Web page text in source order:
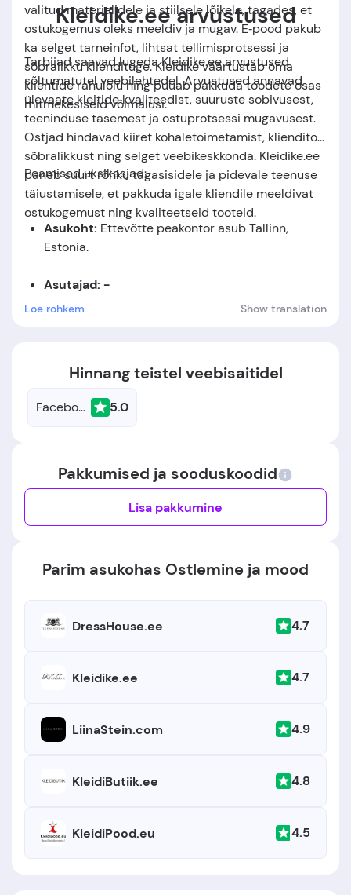
valitud materjalidele ja stiilsele lõikele, tagades, et
ostukogemus oleks meeldiv ja mugav. E‑pood pakub
ka selget tarneinfot, lihtsat tellimisprotsessi ja
sõbralikku kliendituge. Kleidike väärtustab oma
klientide rahulolu ning püüab pakkuda toodete osas
mitmekesiseid võimalusi.
Kleidike.ee arvustused
Tarbijad saavad lugeda Kleidike.ee arvustused
sõltumatutel veebilehtedel. Arvustused annavad
ülevaate kleitide kvaliteedist, suuruste sobivusest,
teeninduse tasemest ja ostuprotsessi mugavusest.
Ostjad hindavad kiiret kohaletoimetamist, klienditoe
sõbralikkust ning selget veebikeskkonda. Kleidike.ee
paneb suurt rõhku tagasisidele ja pidevale teenuse
täiustamisele, et pakkuda igale kliendile meeldivat
ostukogemust ning kvaliteetseid tooteid.
Peamised üksikasjad:
Asukoht: Ettevõtte peakontor asub Tallinn,
Estonia.
Asutajad: -
Loe rohkem Show translation
Hinnang teistel veebisaitidel
Facebook 5.0
Pakkumised ja sooduskoodid
Lisa pakkumine
Parim asukohas Ostlemine ja mood
DressHouse.ee 4.7
Kleidike.ee 4.7
LiinaStein.com 4.9
KleidiButiik.ee 4.8
KleidiPood.eu 4.5